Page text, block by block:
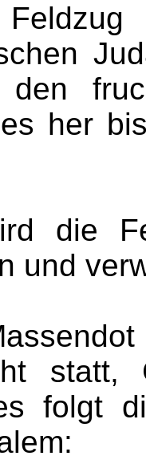
her
die
und
statt,
folgt